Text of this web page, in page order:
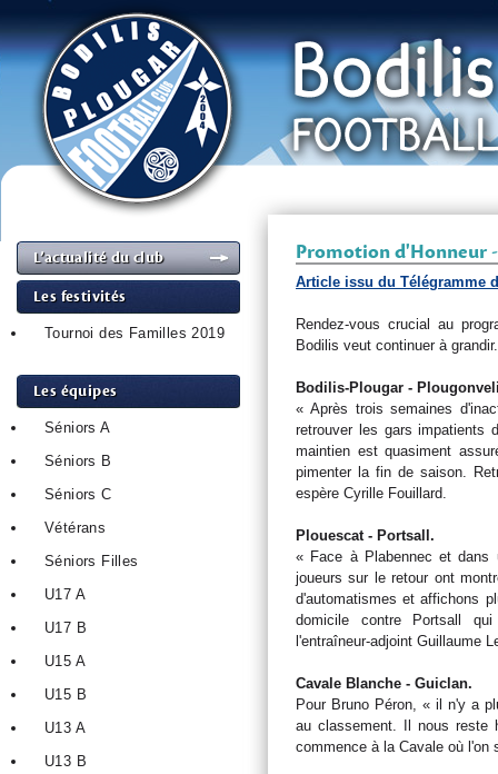
L’actualité du club
Les festivités
Tournoi des Familles 2019
Les équipes
Séniors A
Séniors B
Séniors C
Vétérans
Séniors Filles
U17 A
U17 B
U15 A
U15 B
U13 A
U13 B
Promotion d'Honneur
Article issu du Télégramme
Rendez-vous crucial au
Bodilis veut continuer à grandir.
Bodilis-Plougar -
« Après trois semaines
retrouver les gars impatients
maintien est quasiment
pimenter la fin de saison.
espère Cyrille Fouillard.
Plouescat - Portsall.
« Face à Plabennec et dans
joueurs sur le retour ont
d'automatismes et affichons
domicile contre Portsall
l'entraîneur-adjoint Guillaume
Cavale Blanche - Guiclan.
Pour Bruno Péron, « il n'y a
au classement. Il nous reste
commence à la Cavale où l'on